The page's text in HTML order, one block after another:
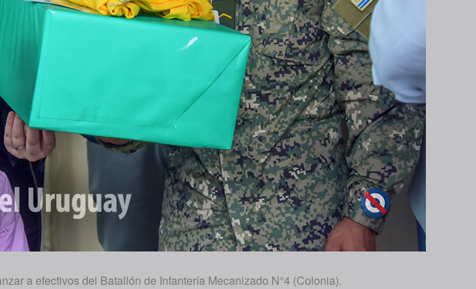
a efectivos del Batallón de Infantería Mecanizado N°4 (Colonia).